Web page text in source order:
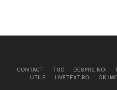
CONTACT TUC DESPRE NOI
UTILE
LIVETEXT.RO OK